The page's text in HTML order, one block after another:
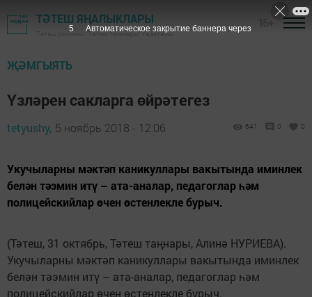
ТӘТЕШ ЯҢАЛЫКЛАРЫ
Тәтеш районы "Тәтеш таңнары" газетасы
ҖӘМГЫЯТЬ
Үзләрен сакларга өйрәтегез
tetyushy, 5 ноябрь 2018 - 12:06 641 0 0
Укучыларны мәктәп каникуллары вакытында иминлек
белән тәэмин итү – ата-аналар, педагог­лар һәм
полицейскийлар өчен өстенлекле бурыч.
(Тәтеш, 31 октябрь, Тәтеш таңнары, Алинә НУРИЕВА).
Укучыларны мәктәп каникуллары вакытында иминлек
белән тәэмин итү – ата-аналар, педагог­лар һәм
полицейскийлар өчен өстенлекле бурыч.
4 Автоматическое закрытие баннера через